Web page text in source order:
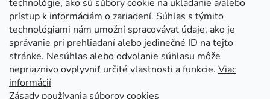
technológie, ako sú súbory cookie na ukladanie a/alebo
prístup k informáciám o zariadení. Súhlas s týmito
technológiami nám umožní spracovávať údaje, ako je
správanie pri prehliadaní alebo jedinečné ID na tejto
stránke. Nesúhlas alebo odvolanie súhlasu môže
nepriaznivo ovplyvniť určité vlastnosti a funkcie. Viac
informácií
Zásady používania súborov cookies
Facebook